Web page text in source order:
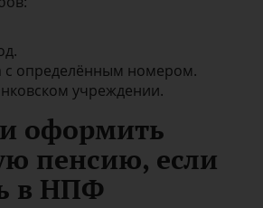
с определённым номером.
учреждении.
оформить
пенсию, если
в НПФ